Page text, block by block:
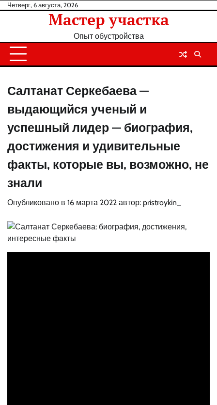
Перейти
Четверг, 6 августа, 2026
Мастер участка
Опыт обустройства
Салтанат Серкебаева —
выдающийся ученый и
успешный лидер — биография,
достижения и удивительные
факты, которые вы, возможно, не
знали
Опубликовано в 16 марта 2022 автор: pristroykin_